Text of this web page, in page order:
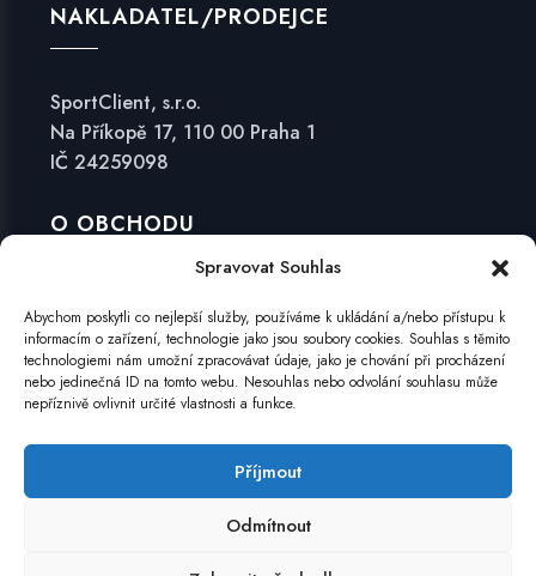
Spravovat Souhlas
Abychom poskytli co nejlepší služby, používáme k ukládání a/nebo přístupu k
informacím o zařízení, technologie jako jsou soubory cookies. Souhlas s těmito
technologiemi nám umožní zpracovávat údaje, jako je chování při procházení
nebo jedinečná ID na tomto webu. Nesouhlas nebo odvolání souhlasu může
nepříznivě ovlivnit určité vlastnosti a funkce.
Příjmout
Odmítnout
NAKLADATEL/PRODEJCE
SportClient, s.r.o.
Na Příkopě 17, 110 00 Praha 1
IČ 24259098
O OBCHODU
Zásady ochrany osobních údajů
Formulář pro odstoupení od smlouvy